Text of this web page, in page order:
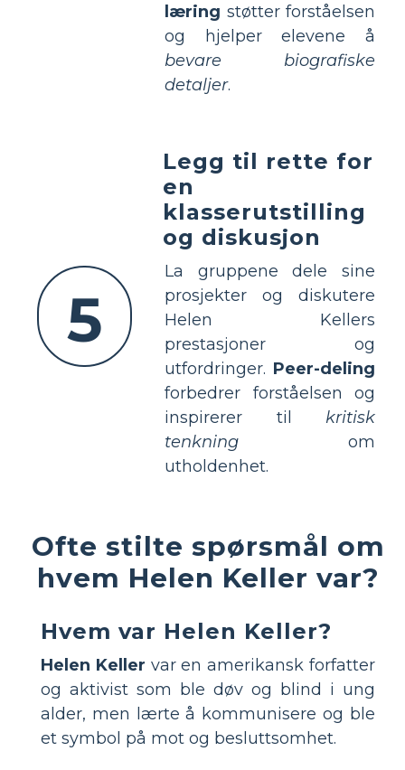
læring støtter forståelsen
og hjelper elevene å
bevare biografiske
detaljer.
5
Legg til rette for
en
klasserutstilling
og diskusjon
La gruppene dele sine
prosjekter og diskutere
Helen Kellers
prestasjoner og
utfordringer. Peer-deling
forbedrer forståelsen og
inspirerer til kritisk
tenkning om
utholdenhet.
Ofte stilte spørsmål om
hvem Helen Keller var?
Hvem var Helen Keller?
Helen Keller var en amerikansk forfatter
og aktivist som ble døv og blind i ung
alder, men lærte å kommunisere og ble
et symbol på mot og besluttsomhet.